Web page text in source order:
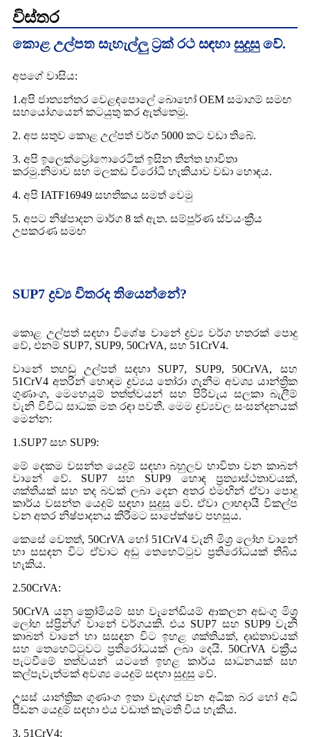
විස්තර
කොළ උල්පත සැහැල්ලු ට්‍රක් රථ සඳහා සුදුසු වේ.
අපගේ වාසිය:
1.අපි ජාත්‍යන්තර වෙළඳපොලේ බොහෝ OEM සමාගම් සමඟ
සහයෝගයෙන් කටයුතු කර ඇත්තෙමු.
2. අප සතුව කොළ උල්පත් වර්ග 5000 කට වඩා තිබේ.
3. අපි ඉලෙක්ට්‍රෝෆොරෙටික් ඉසින තීන්ත භාවිතා
කරමු.නිමාව සහ මලකඩ විරෝධී හැකියාව වඩා හොඳය.
4. අපි IATF16949 සහතිකය සමත් වෙමු
5. අපට නිෂ්පාදන මාර්ග 8 ක් ඇත. සම්පූර්ණ ස්වයංක්‍රීය
උපකරණ සමඟ
SUP7 ද්‍රව්‍ය විතරද තියෙන්නේ?
කොළ උල්පත් සඳහා විශේෂ වානේ ද්‍රව්‍ය වර්ග හතරක් පොදු
වේ, එනම් SUP7, SUP9, 50CrVA, සහ 51CrV4.
වානේ තහඩු උල්පත් සඳහා SUP7, SUP9, 50CrVA, සහ
51CrV4 අතරින් හොඳම ද්‍රව්‍යය තෝරා ගැනීම අවශ්‍ය යාන්ත්‍රික
ගුණාංග, මෙහෙයුම් තත්ත්වයන් සහ පිරිවැය සලකා බැලීම්
වැනි විවිධ සාධක මත රඳා පවතී. මෙම ද්‍රව්‍යවල සංසන්දනයක්
මෙන්න:
1.SUP7 සහ SUP9:
මේ දෙකම වසන්ත යෙදුම් සඳහා බහුලව භාවිතා වන කාබන්
වානේ වේ. SUP7 සහ SUP9 හොඳ ප්‍රත්‍යාස්ථතාවයක්,
ශක්තියක් සහ තද බවක් ලබා දෙන අතර එමඟින් ඒවා පොදු
කාර්ය වසන්ත යෙදුම් සඳහා සුදුසු වේ. ඒවා ලාභදායී විකල්ප
වන අතර නිෂ්පාදනය කිරීමට සාපේක්ෂව පහසුය.
කෙසේ වෙතත්, 50CrVA හෝ 51CrV4 වැනි මිශ්‍ර ලෝහ වානේ
හා සසඳන විට ඒවාට අඩු තෙහෙට්ටුව ප්‍රතිරෝධයක් තිබිය
හැකිය.
2.50CrVA:
50CrVA යනු ක්‍රෝමියම් සහ වැනේඩියම් ආකලන අඩංගු මිශ්‍ර
ලෝහ ස්ප්‍රින්ග් වානේ වර්ගයකි. එය SUP7 සහ SUP9 වැනි
කාබන් වානේ හා සසඳන විට ඉහළ ශක්තියක්, දෘඪතාවයක්
සහ තෙහෙට්ටුවට ප්‍රතිරෝධයක් ලබා දෙයි. 50CrVA චක්‍රීය
පැටවීමේ තත්වයන් යටතේ ඉහළ කාර්ය සාධනයක් සහ
කල්පැවැත්මක් අවශ්‍ය යෙදුම් සඳහා සුදුසු වේ.
උසස් යාන්ත්‍රික ගුණාංග ඉතා වැදගත් වන අධික බර හෝ අධි
පීඩන යෙදුම් සඳහා එය වඩාත් කැමති විය හැකිය.
3. 51CrV4: